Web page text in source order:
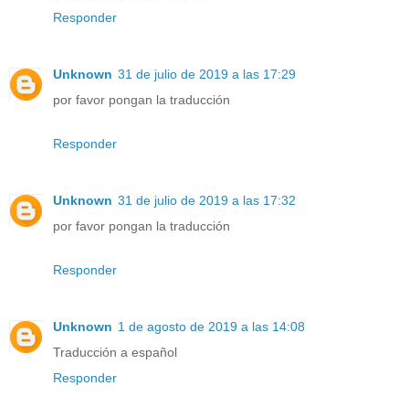
Responder
Unknown 31 de julio de 2019 a las 17:29
por favor pongan la traducción
Responder
Unknown 31 de julio de 2019 a las 17:32
por favor pongan la traducción
Responder
Unknown 1 de agosto de 2019 a las 14:08
Traducción a español
Responder